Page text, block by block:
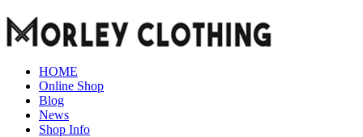
HOME
Online Shop
Blog
News
Shop Info